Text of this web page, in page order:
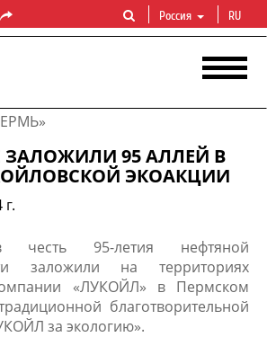
Россия RU
ЗАЛОЖИЛИ 95 АЛЛЕЙ В
ЭКОАКЦИИ
95-летия нефтяной
заложили на территориях
«ЛУКОЙЛ» в Пермском
благотворительной
за экологию».